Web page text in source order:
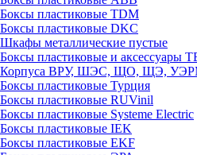
Боксы пластиковые TDM
Боксы пластиковые DKC
Шкафы металлические пустые
Боксы пластиковые и аксессуары
Корпуса ВРУ, ШЭС, ЩО, ЩЭ,
Боксы пластиковые Турция
Боксы пластиковые RUVinil
Боксы пластиковые Systeme Electric
Боксы пластиковые IEK
Боксы пластиковые EKF